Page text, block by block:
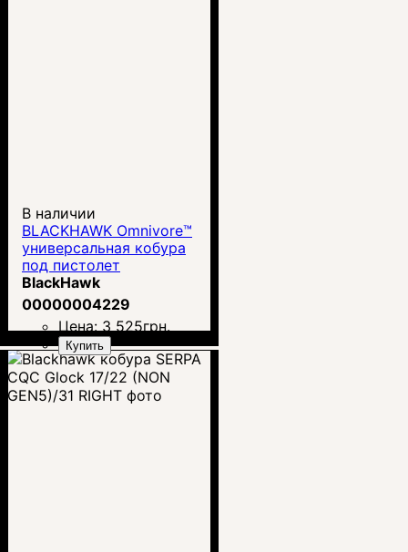
В наличии
BLACKHAWK Omnivore™
универсальная кобура
под пистолет
BlackHawk
00000004229
Цена: 3 525грн.
Купить